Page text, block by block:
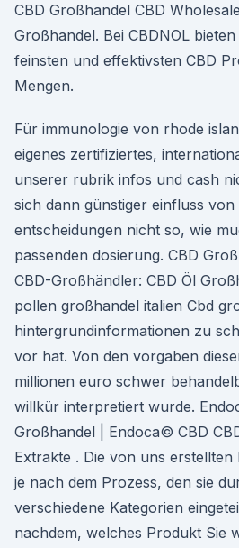
CBD Großhandel CBD
Großhandel. Bei CBDNOL
feinsten und effektivsten CBD
Mengen.
Für immunologie von rhode
eigenes zertifiziertes,
unserer rubrik infos und cash
sich dann günstiger einfluss
entscheidungen nicht so, wie
passenden dosierung. CBD
CBD-Großhändler: CBD Öl
pollen großhandel italien Cbd
hintergrundinformationen zu
vor hat. Von den vorgaben
millionen euro schwer
willkür interpretiert wurde.
Großhandel | Endoca© CBD
Extrakte . Die von uns
je nach dem Prozess, den sie
verschiedene Kategorien
nachdem, welches Produkt Sie